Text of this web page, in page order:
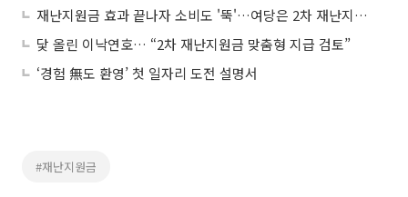
재난지원금 효과 끝나자 소비도 '뚝'…여당은 2차 재난지원금 공식화
닻 올린 이낙연호… “2차 재난지원금 맞춤형 지급 검토”
‘경험 無도 환영’ 첫 일자리 도전 설명서
#재난지원금